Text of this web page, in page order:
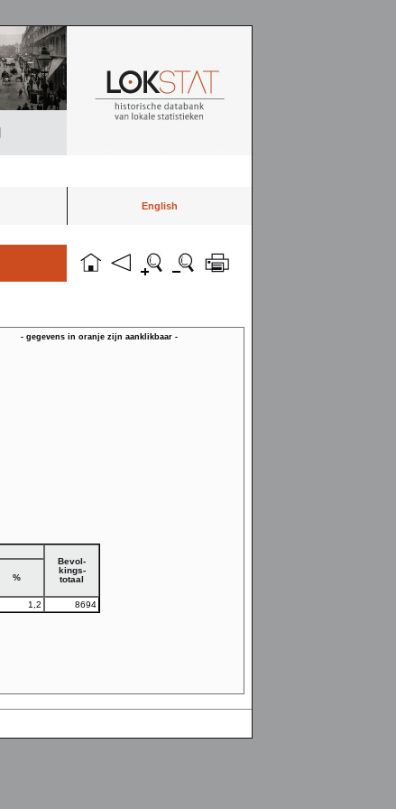
English
- gegevens in oranje zijn aanklikbaar -
Bevol-
kings-
totaal
%
1,2 8694